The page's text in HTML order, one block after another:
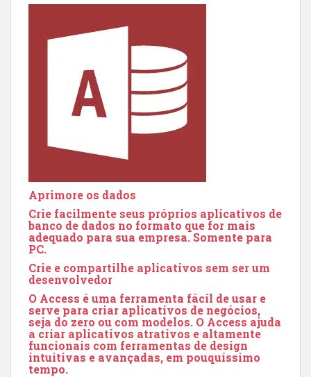
Aprimore os dados
Crie facilmente seus próprios aplicativos de
banco de dados no formato que for mais
adequado para sua empresa. Somente para
PC.
Crie e compartilhe aplicativos sem ser um
desenvolvedor
O Access é uma ferramenta fácil de usar e
serve para criar aplicativos de negócios,
seja do zero ou com modelos. O Access ajuda
a criar aplicativos atrativos e altamente
funcionais com ferramentas de design
intuitivas e avançadas, em pouquíssimo
tempo.